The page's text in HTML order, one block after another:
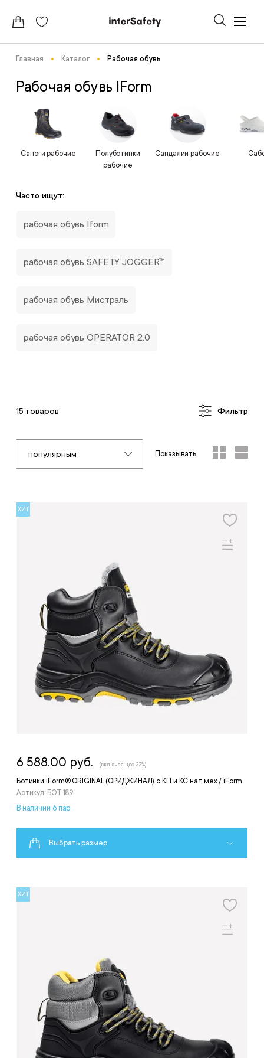
Главная Каталог Рабочая обувь
Рабочая обувь IForm
Сапоги рабочие
Полуботинки
рабочие
Сандалии рабочие
Часто ищут:
рабочая обувь Iform
рабочая обувь SAFETY JOGGER™
рабочая обувь Мистраль
рабочая обувь OPERATOR 2.0
15 товаров Фильтр
популярным Показывать
ХИТ
Ботинки iForm® ORIGINAL (ОРИДЖИНАЛ) с КП и КС нат мех / iForm
Артикул: БОТ 189
6 588.00 руб. (включая ндс 22%)
В наличии 6 пар
Выбрать размер
ХИТ